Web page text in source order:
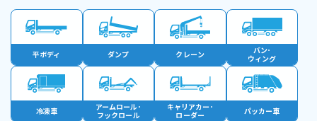
平ボディ ダンプ クレーン
バン･
ウィング
冷凍車
アームロール･
フックロール
キャリアカー･
ローダー
パッカー車